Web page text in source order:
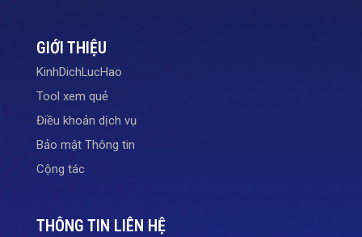
GIỚI THIỆU
KinhDichLucHao
Tool xem quẻ
Điều khoản dịch vụ
Bảo mật Thông tin
Cộng tác
THÔNG TIN LIÊN HỆ